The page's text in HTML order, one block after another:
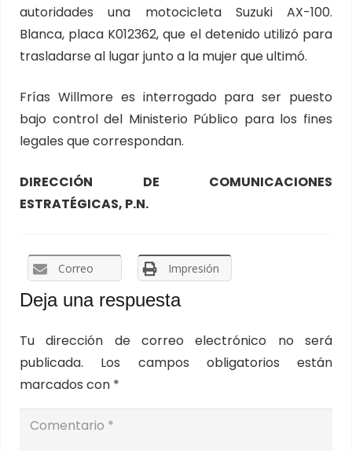
autoridades una motocicleta Suzuki AX-100.
Blanca, placa K012362, que el detenido utilizó para
trasladarse al lugar junto a la mujer que ultimó.
Frías Willmore es interrogado para ser puesto
bajo control del Ministerio Público para los fines
legales que correspondan.
DIRECCIÓN DE COMUNICACIONES
ESTRATÉGICAS, P.N.
Correo Impresión
Deja una respuesta
Tu dirección de correo electrónico no será
publicada.
Los campos obligatorios están
marcados con *